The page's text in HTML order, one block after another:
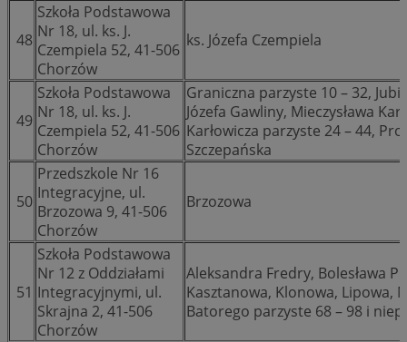
48
Szkoła Podstawowa
Nr 18, ul. ks. J.
Czempiela 52, 41-506
Chorzów
ks. Józefa Czempiela
49
Szkoła Podstawowa
Nr 18, ul. ks. J.
Czempiela 52, 41-506
Chorzów
Graniczna parzyste 10 – 32,
Józefa Gawliny, Mieczysława
Karłowicza parzyste 24 – 44,
Szczepańska
50
Przedszkole Nr 16
Integracyjne, ul.
Brzozowa 9, 41-506
Chorzów
Brzozowa
51
Szkoła Podstawowa
Nr 12 z Oddziałami
Integracyjnymi, ul.
Skrajna 2, 41-506
Chorzów
Aleksandra Fredry, Bolesława
Kasztanowa, Klonowa, Lipowa,
Batorego parzyste 68 – 98 i